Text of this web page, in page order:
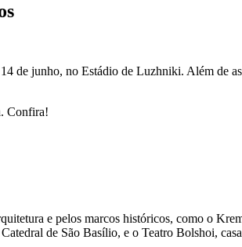
de junho, no Estádio de Luzhniki. Além de
Confira!
e pelos marcos históricos, como o
de São Basílio, e o Teatro Bolshoi,